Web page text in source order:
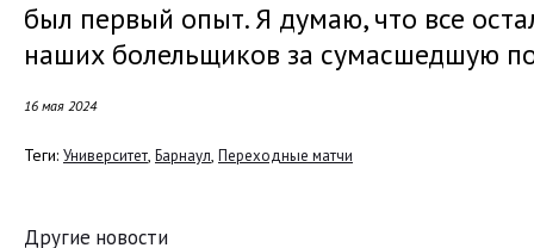
был первый опыт. Я думаю, что все
наших болельщиков за сумасшедшую
16 мая 2024
Теги: Университет, Барнаул, Переходные матчи
Другие новости